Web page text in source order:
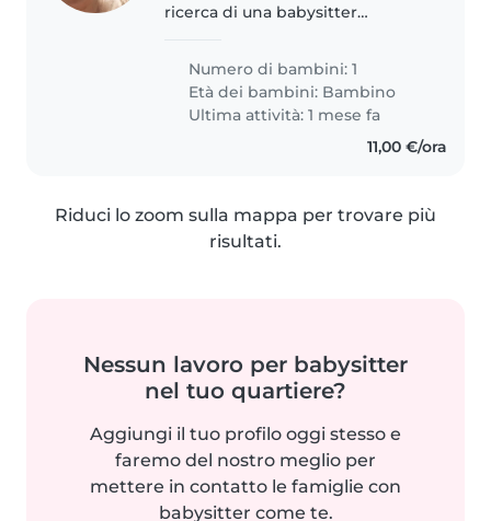
ricerca di una babysitter
di 8 mesi. È una bambina calma,
molto buona e coccolona, e
cerchiamo qualcuno che possa
intrattenerlo..
Numero di bambini: 1
Età dei bambini: Bambino
Ultima attività: 1 mese fa
11,00 €/ora
Riduci lo zoom sulla mappa per trovare più
risultati.
Nessun lavoro per babysitter
nel tuo quartiere?
Aggiungi il tuo profilo oggi stesso e
faremo del nostro meglio per
mettere in contatto le famiglie con
babysitter come te.